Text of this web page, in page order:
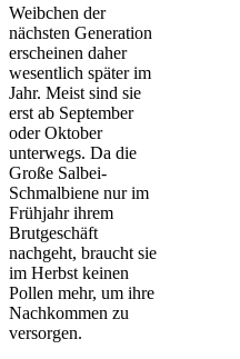
Weibchen der
nächsten Generation
erscheinen daher
wesentlich später im
Jahr. Meist sind sie
erst ab September
oder Oktober
unterwegs. Da die
Große Salbei-
Schmalbiene nur im
Frühjahr ihrem
Brutgeschäft
nachgeht, braucht sie
im Herbst keinen
Pollen mehr, um ihre
Nachkommen zu
versorgen.